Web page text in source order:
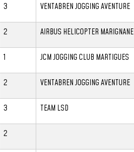
3 VENTABREN JOGGING AVENTURE
2 AIRBUS HELICOPTER MARIGNANE
1 JCM JOGGING CLUB MARTIGUES
2 VENTABREN JOGGING AVENTURE
3 TEAM LSD
2